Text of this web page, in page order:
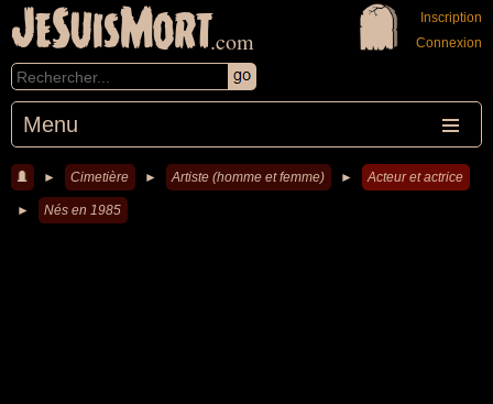
JeSuisMort.com
Menu
Inscription
Connexion
► Cimetière ► Artiste (homme et femme) ► Acteur et actrice
► Nés en 1985